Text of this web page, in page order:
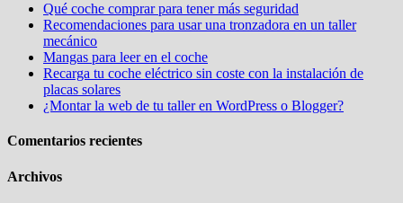
Qué coche comprar para tener más seguridad
Recomendaciones para usar una tronzadora en un taller
mecánico
Mangas para leer en el coche
Recarga tu coche eléctrico sin coste con la instalación de
placas solares
¿Montar la web de tu taller en WordPress o Blogger?
Comentarios recientes
Archivos